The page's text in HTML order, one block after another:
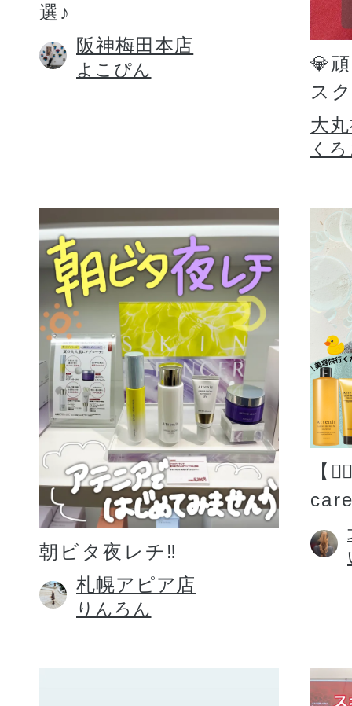
選♪
阪神梅田本店
よこぴん
💎
ス
大
く
朝ビタ夜レチ‼️
札幌アピア店
りんろん
【